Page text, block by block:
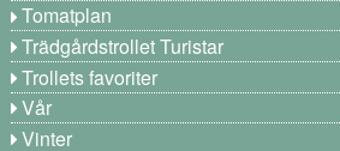
Tomatplan
Trädgårdstrollet Turistar
Trollets favoriter
Vår
Vinter